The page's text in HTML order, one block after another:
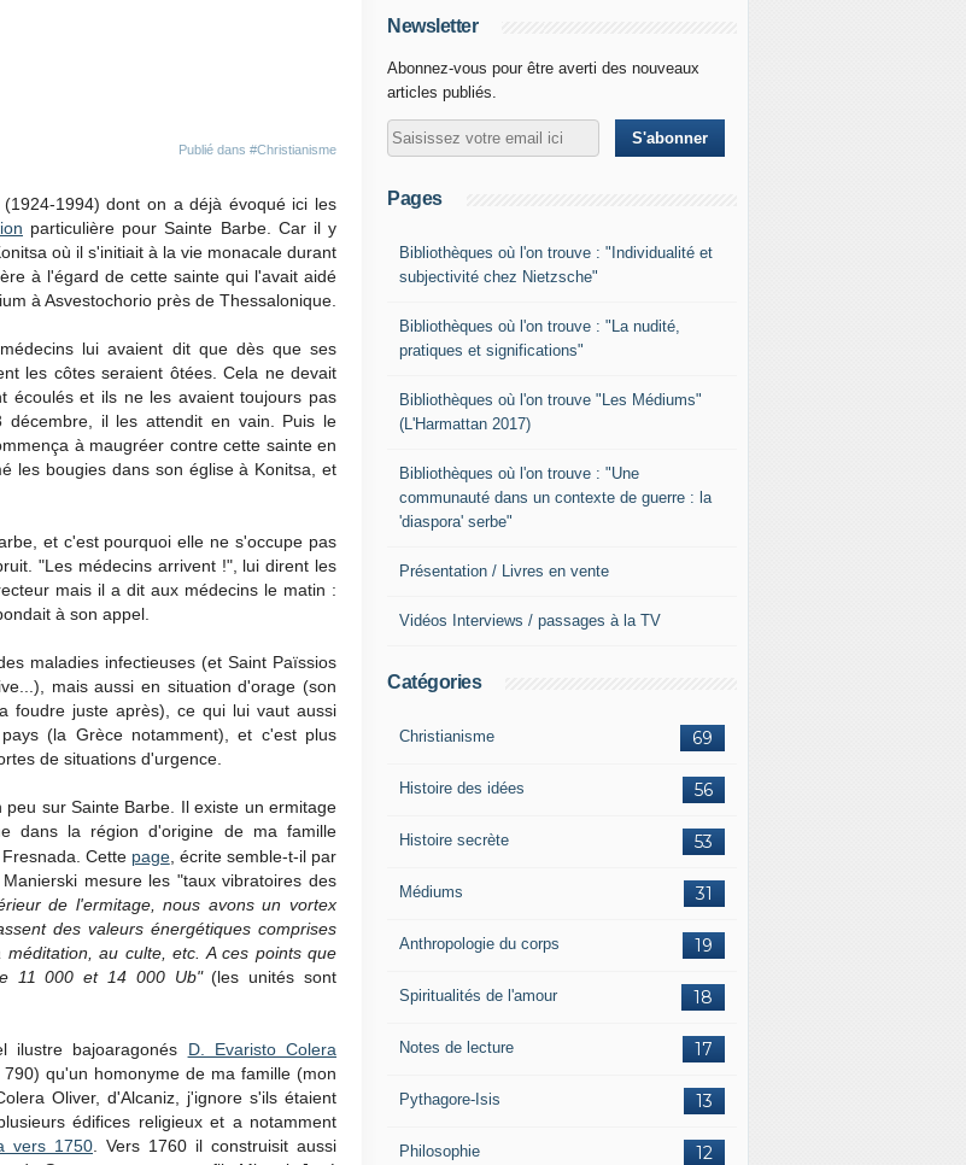
Publié dans #Christianisme
1994) dont on a déjà évoqué ici les
particulière pour Sainte Barbe. Car il y
où il s'initiait à la vie monacale durant
à l'égard de cette sainte qui l'avait aidé
à Asvestochorio près de Thessalonique.
lui avaient dit que dès que ses
les côtes seraient ôtées. Cela ne devait
écoulés et ils ne les avaient toujours pas
il les attendit en vain. Puis le
à maugréer contre cette sainte en
les bougies dans son église à Konitsa, et
et c'est pourquoi elle ne s'occupe pas
"Les médecins arrivent !", lui dirent les
mais il a dit aux médecins le matin :
à son appel.
maladies infectieuses (et Saint Païssios
mais aussi en situation d'orage (son
foudre juste après), ce qui lui vaut aussi
(la Grèce notamment), et c'est plus
de situations d'urgence.
sur Sainte Barbe. Il existe un ermitage
dans la région d'origine de ma famille
Cette page, écrite semble-t-il par
mesure les "taux vibratoires des
de l'ermitage, nous avons un vortex
des valeurs énergétiques comprises
au culte, etc. A ces points que
11 000 et 14 000 Ub"(les unités sont
ilustre bajoaragonés D. Evaristo Colera
qu'un homonyme de ma famille (mon
Oliver, d'Alcaniz, j'ignore s'ils étaient
édifices religieux et a notamment
vers 1750 . Vers 1760 il construisit aussi
Newsletter
Abonnez-vous pour être averti des nouveaux
articles publiés.
Pages
Bibliothèques où l'on trouve : "Individualité et
subjectivité chez Nietzsche"
Bibliothèques où l'on trouve : "La nudité,
pratiques et significations"
Bibliothèques où l'on trouve "Les Médiums"
(L'Harmattan 2017)
Bibliothèques où l'on trouve : "Une
communauté dans un contexte de guerre : la
'diaspora' serbe"
Présentation / Livres en vente
Vidéos Interviews / passages à la TV
Catégories
69
Christianisme
56
Histoire des idées
53
Histoire secrète
31
Médiums
19
Anthropologie du corps
18
Spiritualités de l'amour
17
Notes de lecture
13
Pythagore-Isis
12
Philosophie